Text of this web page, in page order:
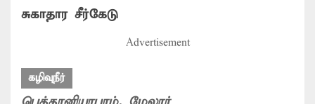
சுகாதார சீர்கேடு
Advertisement
கழிவுநீர்